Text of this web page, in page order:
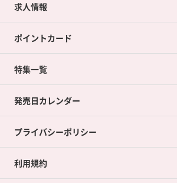
カードラボの買取サービスTOP
店舗買取について
ネット買取について
買取承諾書について
求人情報
ポイントカード
ポイントカードTOP
ポイント交換景品
特集一覧
発売日カレンダー
プライバシーポリシー
利用規約